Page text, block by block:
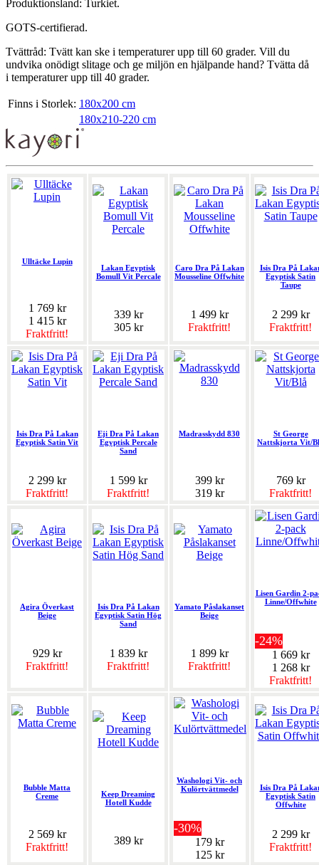
Produktionsland: Turkiet.
GOTS-certifierad.
Tvättråd: Tvätt kan ske i temperaturer upp till 60 grader. Vill du
undvika onödigt slitage och ge miljön en hjälpande hand? Tvätta då
i temperaturer upp till 40 grader.
Finns i Storlek: 180x200 cm
180x210-220 cm
Ulltäcke Lupin
1 769 kr
1 415 kr
Fraktfritt!
Lakan Egyptisk
Bomull Vit Percale
339 kr
305 kr
Caro Dra På Lakan
Mousseline Offwhite
1 499 kr
Fraktfritt!
Isis Dra På
Egyptisk Satin
Taupe
2 299 kr
Fraktfritt!
Isis Dra På Lakan
Egyptisk Satin Vit
2 299 kr
Fraktfritt!
Eji Dra På Lakan
Egyptisk Percale
Sand
1 599 kr
Fraktfritt!
Madrasskydd 830
399 kr
319 kr
St George
Nattskjorta Vit/
769 kr
Fraktfritt!
Agira Överkast
Beige
929 kr
Fraktfritt!
Isis Dra På Lakan
Egyptisk Satin Hög
Sand
1 839 kr
Fraktfritt!
Yamato Påslakanset
Beige
1 899 kr
Fraktfritt!
Lisen Gardin 2-
Linne/Offwhite
-24%
1 669 kr
1 268 kr
Fraktfritt!
Bubble Matta
Creme
2 569 kr
Fraktfritt!
Keep Dreaming
Hotell Kudde
389 kr
Washologi Vit- och
Kulörtvättmedel
-30%
179 kr
125 kr
Isis Dra På
Egyptisk Satin
Offwhite
2 299 kr
Fraktfritt!